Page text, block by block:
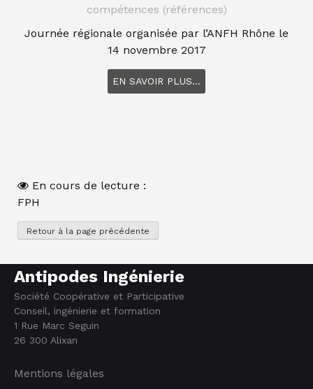
compétences (références)
Journée régionale organisée par l’ANFH Rhône le
14 novembre 2017
EN SAVOIR PLUS...
En cours de lecture :
FPH
Antipodes Ingénierie
Société Coopérative et Participative
Conseil, ingénierie et formation
1 Rue Marc Seguin
26 300 Alixan
Mentions légales